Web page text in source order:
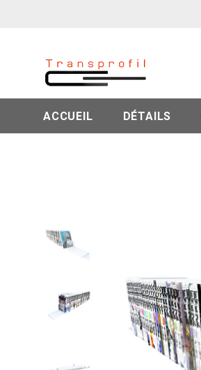
ACCUEIL DÉTAILS